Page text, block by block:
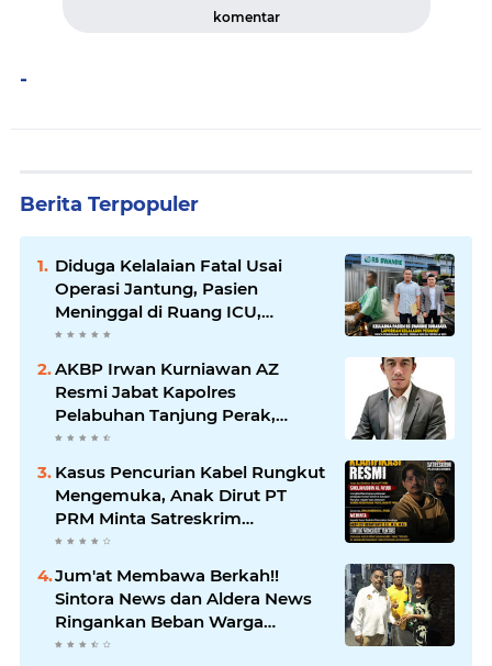
komentar
-
Berita Terpopuler
Diduga Kelalaian Fatal Usai
Operasi Jantung, Pasien
Meninggal di Ruang ICU,
Keluarga Tuntut RSUD dr.
Jawab
AKBP Irwan Kurniawan AZ
Resmi Jabat Kapolres
Pelabuhan Tanjung Perak,
Pimpinan Redaksi
Sampaikan Ucapan Selamat
Kasus Pencurian Kabel Rungkut
Mengemuka, Anak Dirut PT
PRM Minta Satreskrim
Polrestabes Surabaya Usut
Jum'at Membawa Berkah!!
Sintora News dan Aldera News
Ringankan Beban Warga
Bangkitkan Pelaku UMKM